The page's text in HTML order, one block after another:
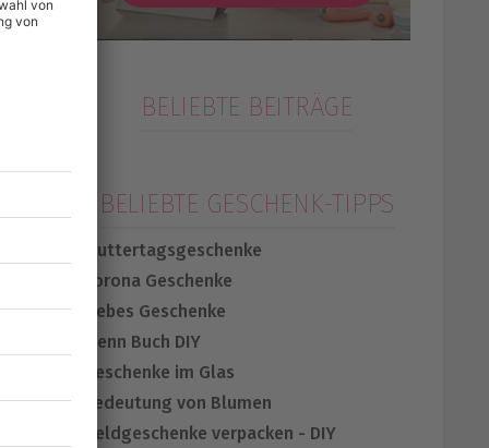
BELIEBTE BEITRÄGE
BELIEBTE GESCHENK-TIPPS
Muttertagsgeschenke
Corona Geschenke
Liebes Geschenke
Wenn Buch DIY
Geschenke im Glas
Bedeutung von Blumen
Geldgeschenke verpacken - DIY